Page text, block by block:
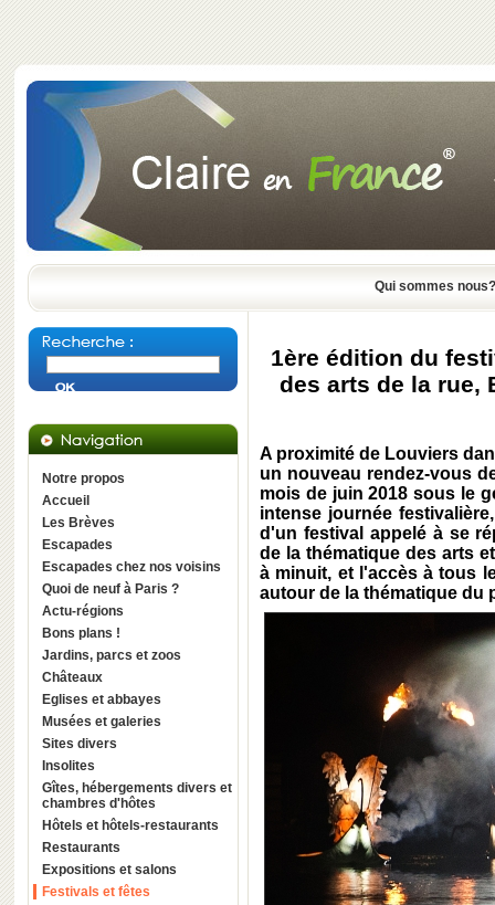
Qui sommes nous?
Notre propos
Accueil
Les Brèves
Escapades
Escapades chez nos voisins
Quoi de neuf à Paris ?
Actu-régions
Bons plans !
Jardins, parcs et zoos
Châteaux
Eglises et abbayes
Musées et galeries
Sites divers
Insolites
Gîtes, hébergements divers et
chambres d'hôtes
Hôtels et hôtels-restaurants
Restaurants
Expositions et salons
Festivals et fêtes
1ère édition du
des arts de la rue,
A proximité de Louviers
un nouveau rendez-vous
mois de juin 2018 sous le
intense journée
d'un festival appelé à se
de la thématique des arts
à minuit, et l'accès à tous
autour de la thématique du